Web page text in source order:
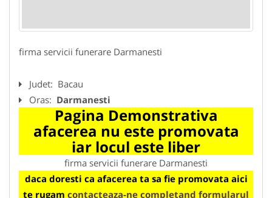
firma servicii funerare Darmanesti
Judet: Bacau
Oras: Darmanesti
Pagina Demonstrativa
afacerea nu este promovata
iar locul este liber
firma servicii funerare Darmanesti
daca doresti ca afacerea ta sa fie promovata aici
te rugam contacteaza-ne completand formularul